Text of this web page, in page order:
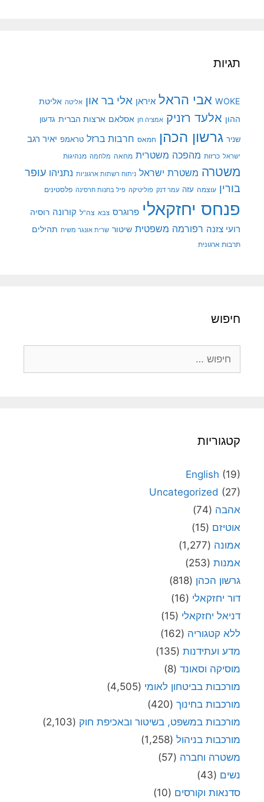
תגיות
WOKE אבי הראל איראן אלי בר און אליטה אליטת
ההון אלעד רזניק אמציה חן אסלאם ארצות הברית גדעון
שניר גרשון הכהן חמאס חרבות ברזל טראמפ יאיר רגב
ישראל כרזות מהפכה משטרית מחאה מלחמה מנהיגות
משטרה משטרת ישראל ניתוח רשתות ארגוניות נתניהו עופר
בורין עוצמה עזה עמר דנק פוליטיקה פיל בחנות חרסינה פלסטינים
פנחס יחזקאלי פרוגרס צבא צה"ל קורונה רוסיה
רועי צזנה רפורמה משפטית שיטור שרית אונגר משיח תהילים
תרבות ארגונית
חיפוש
קטגוריות
English (19)
Uncategorized (27)
אהבה (74)
אוטיזם (15)
אמונה (1,277)
אמנות (253)
גרשון הכהן (818)
דור יחזקאלי (16)
דניאל יחזקאלי (15)
ללא קטגוריה (162)
מדע ועתידנות (135)
מוסיקה וסאונד (8)
מורכבות בביטחון לאומי (4,505)
מורכבות בחינוך (420)
מורכבות במשפט, בשיטור ובאכיפת חוק (2,103)
מורכבות בניהול (1,258)
משטרה וחברה (57)
נשים (43)
סדנאות וקורסים (10)